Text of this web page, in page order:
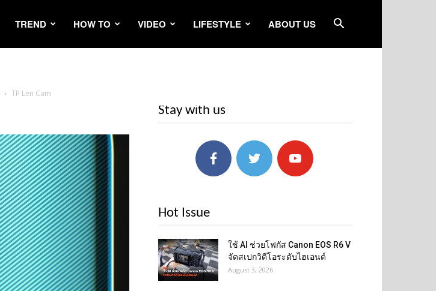
TREND HOW TO VIDEO LIFESTYLE ABOUT US
TP Len Cam
Stay with us
Hot Issue
ใช้ AI ช่วยโฟกัส Canon EOS R6 V
จัดสเปกวิดีโอระดับไฮเอนด์
August 3, 2026